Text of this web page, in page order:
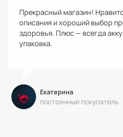
Прекрасный магазин!
описания и хороший выбор
здоровья. Плюс — всегда
упаковка.
Екатерина
постоянный покупатель